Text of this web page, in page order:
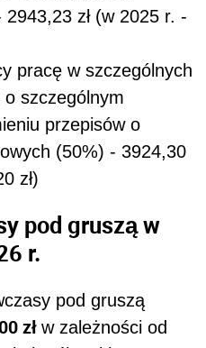
zł (w 2025 r. -
pracę w szczególnych
szczególnym
przepisów o
(50%) - 3924,30
zł)
pod gruszą w
r.
pod gruszą
zł w zależności od